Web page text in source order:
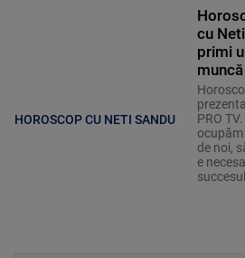
HOROSCOP CU NETI SANDU
cu
primi
muncă
PRO
ocupăm
de noi,
e